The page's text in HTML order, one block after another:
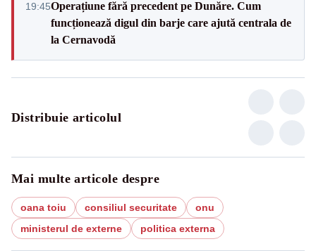
19:45Operațiune fără precedent pe Dunăre. Cum
funcționează digul din barje care ajută centrala de
la Cernavodă
Distribuie articolul
Mai multe articole despre
oana toiu consiliul securitate
onu
ministerul de externe
politica externa